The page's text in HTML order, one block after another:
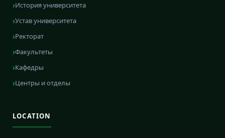
История университета
Устав университета
Ректорат
Факультеты
Кафедры
Центры и отделы
LOCATION